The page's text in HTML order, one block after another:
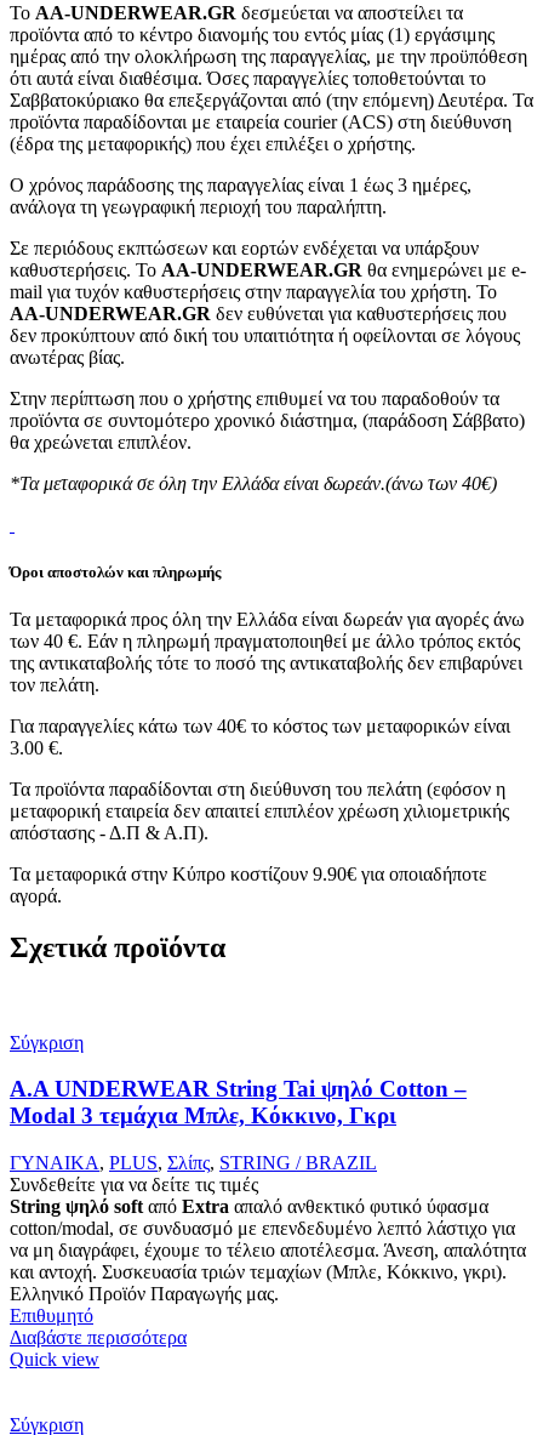
To AA-UNDERWEAR.GR δεσμεύεται να αποστείλει τα
προϊόντα από το κέντρο διανομής του εντός μίας (1) εργάσιμης
ημέρας από την ολοκλήρωση της παραγγελίας, με την προϋπόθεση
ότι αυτά είναι διαθέσιμα. Όσες παραγγελίες τοποθετούνται το
Σαββατοκύριακο θα επεξεργάζονται από (την επόμενη) Δευτέρα. Τα
προϊόντα παραδίδονται με εταιρεία courier (ACS) στη διεύθυνση
(έδρα της μεταφορικής) που έχει επιλέξει ο χρήστης.
Ο χρόνος παράδοσης της παραγγελίας είναι 1 έως 3 ημέρες,
ανάλογα τη γεωγραφική περιοχή του παραλήπτη.
Σε περιόδους εκπτώσεων και εορτών ενδέχεται να υπάρξουν
καθυστερήσεις. Το AA-UNDERWEAR.GR θα ενημερώνει με e-
mail για τυχόν καθυστερήσεις στην παραγγελία του χρήστη. Το
AA-UNDERWEAR.GR δεν ευθύνεται για καθυστερήσεις που
δεν προκύπτουν από δική του υπαιτιότητα ή οφείλονται σε λόγους
ανωτέρας βίας.
Στην περίπτωση που ο χρήστης επιθυμεί να του παραδοθούν τα
προϊόντα σε συντομότερο χρονικό διάστημα, (παράδοση Σάββατο)
θα χρεώνεται επιπλέον.
*Τα μεταφορικά σε όλη την Ελλάδα είναι δωρεάν.(άνω των 40€)
Όροι αποστολών και πληρωμής
Τα μεταφορικά προς όλη την Ελλάδα είναι δωρεάν για αγορές άνω
των 40 €. Εάν η πληρωμή πραγματοποιηθεί με άλλο τρόπος εκτός
της αντικαταβολής τότε το ποσό της αντικαταβολής δεν επιβαρύνει
τον πελάτη.
Για παραγγελίες κάτω των 40€ το κόστος των μεταφορικών είναι
3.00 €.
Τα προϊόντα παραδίδονται στη διεύθυνση του πελάτη (εφόσον η
μεταφορική εταιρεία δεν απαιτεί επιπλέον χρέωση χιλιομετρικής
απόστασης - Δ.Π & Α.Π).
Τα μεταφορικά στην Κύπρο κοστίζουν 9.90€ για οποιαδήποτε
αγορά.
Σχετικά προϊόντα
Σύγκριση
A.A UNDERWEAR String Tai ψηλό Cotton –
Modal 3 τεμάχια Μπλε, Κόκκινο, Γκρι
ΓΥΝΑΙΚΑ, PLUS, Σλίπς, STRING / BRAZIL
Συνδεθείτε για να δείτε τις τιμές
String ψηλό soft από Extra απαλό ανθεκτικό φυτικό ύφασμα
cotton/modal, σε συνδυασμό με επενδεδυμένο λεπτό λάστιχο για
να μη διαγράφει, έχουμε το τέλειο αποτέλεσμα. Άνεση, απαλότητα
και αντοχή. Συσκευασία τριών τεμαχίων (Μπλε, Κόκκινο, γκρι).
Ελληνικό Προϊόν Παραγωγής μας.
Επιθυμητό
Διαβάστε περισσότερα
Quick view
Σύγκριση